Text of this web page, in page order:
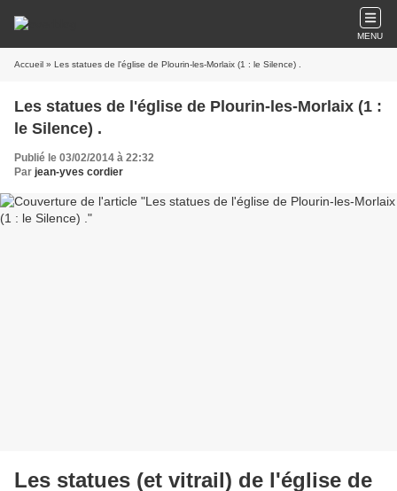
MENU
Accueil » Les statues de l'église de Plourin-les-Morlaix (1 : le Silence) .
Les statues de l'église de Plourin-les-Morlaix (1 :
le Silence) .
Publié le 03/02/2014 à 22:32
Par jean-yves cordier
Les statues (et vitrail) de l'église de